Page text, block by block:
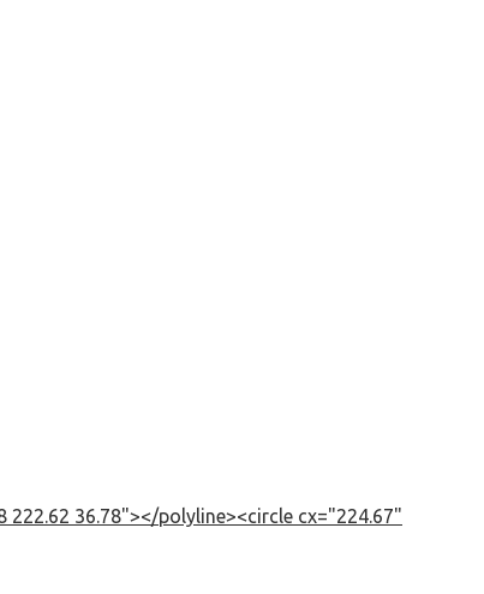
36.78"></polyline><circle cx="224.67"